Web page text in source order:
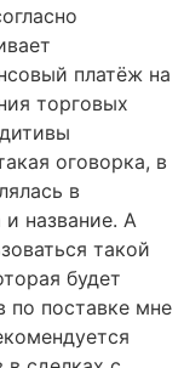
платёж на
торговых
оговорка, в
в
название. А
такой
будет
по поставке мне